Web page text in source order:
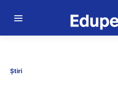
Știri